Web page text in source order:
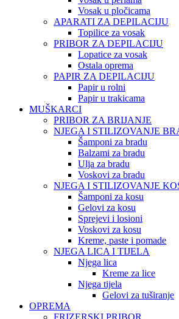
Vosak u pločicama
APARATI ZA DEPILACIJU
Topilice za vosak
PRIBOR ZA DEPILACIJU
Lopatice za vosak
Ostala oprema
PAPIR ZA DEPILACIJU
Papir u rolni
Papir u trakicama
MUŠKARCI
PRIBOR ZA BRIJANJE
NJEGA I STILIZOVANJE
Šamponi za bradu
Balzami za bradu
Ulja za bradu
Voskovi za bradu
NJEGA I STILIZOVANJE
Šamponi za kosu
Gelovi za kosu
Sprejevi i losioni
Voskovi za kosu
Kreme, paste i pomade
NJEGA LICA I TIJELA
Njega lica
Kreme za lice
Njega tijela
Gelovi za tuširanje
OPREMA
FRIZERSKI PRIBOR